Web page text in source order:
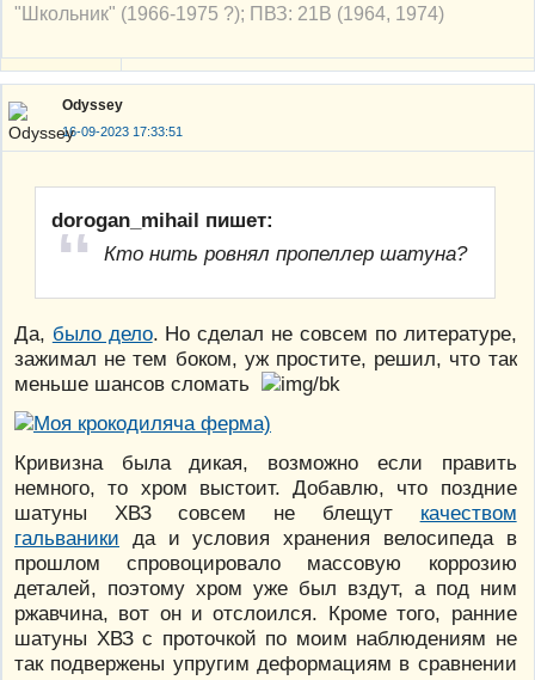
"Школьник" (1966-1975 ?); ПВЗ: 21В (1964, 1974)
Odyssey
16-09-2023 17:33:51
dorogan_mihail пишет:
Кто нить ровнял пропеллер шатуна?
Да, было дело. Но сделал не совсем по литературе,
зажимал не тем боком, уж простите, решил, что так
меньше шансов сломать
Кривизна была дикая, возможно если править
немного, то хром выстоит. Добавлю, что поздние
шатуны ХВЗ совсем не блещут качеством
гальваники да и условия хранения велосипеда в
прошлом спровоцировало массовую коррозию
деталей, поэтому хром уже был вздут, а под ним
ржавчина, вот он и отслоился. Кроме того, ранние
шатуны ХВЗ с проточкой по моим наблюдениям не
так подвержены упругим деформациям в сравнении